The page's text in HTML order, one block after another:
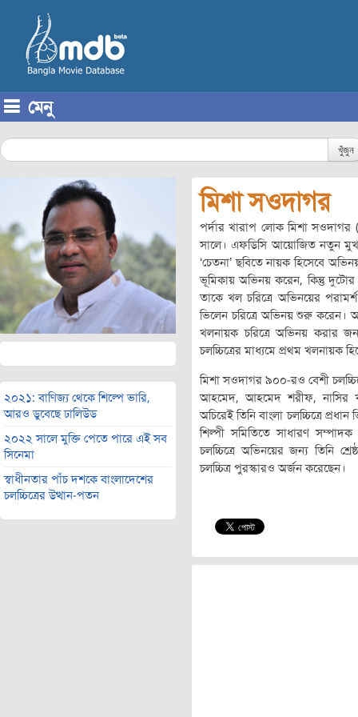
মেনু
খুঁজুন
২০২১: বাণিজ্য থেকে শিল্পে ভারি,
আরও ডুবেছে ঢালিউড
২০২২ সালে মুক্তি পেতে পারে এই সব
সিনেমা
স্বাধীনতার পাঁচ দশকে বাংলাদেশের
চলচ্চিত্রের উত্থান-পতন
মিশা সওদাগর
পর্দার খারাপ লোক মিশা
সালে। এফডিসি আয়োজিত নতুন মুখ
‘চেতনা’ ছবিতে নায়ক হিসেবে
ভূমিকায় অভিনয় করেন, কিন্তু দুটোর
তাকে খল চরিত্রে অভিনয়ের
ভিলেন চরিত্রে অভিনয় শুরু করেন।
খলনায়ক চরিত্রে অভিনয় করার
চলচ্চিত্রের মাধ্যমে প্রথম খলনায়ক
মিশা সওদাগর ৯০০-রও বেশী
আহমেদ, আহমেদ শরীফ, নাসির
অচিরেই তিনি বাংলা চলচ্চিত্রে
শিল্পী সমিতিতে সাধারণ সম্পাদক
চলচ্চিত্রে অভিনয়ের জন্য তিনি
চলচ্চিত্র পুরস্কারও অর্জন করেছেন।